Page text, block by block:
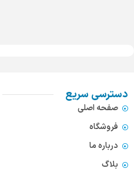
دسترسی سریع
صفحه اصلی
فروشگاه
درباره ما
بلاگ